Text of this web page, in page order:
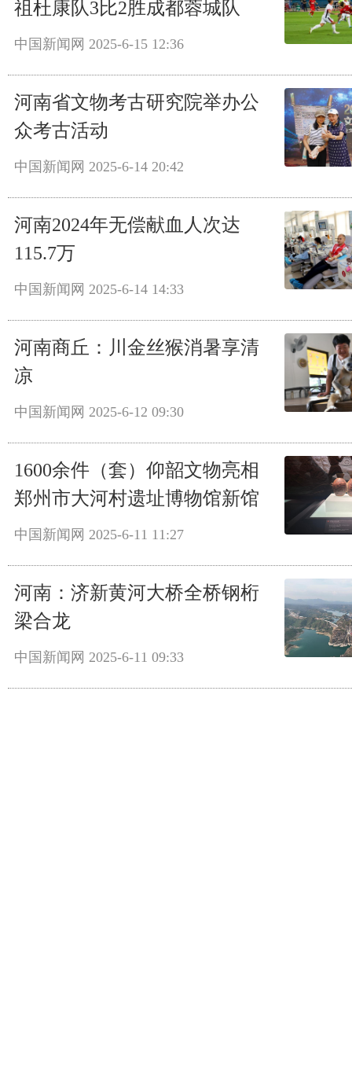
祖杜康队3比2胜成都蓉城队
中国新闻网 2025-6-15 12:36
河南省文物考古研究院举办公
众考古活动
中国新闻网 2025-6-14 20:42
河南2024年无偿献血人次达
115.7万
中国新闻网 2025-6-14 14:33
河南商丘：川金丝猴消暑享清
凉
中国新闻网 2025-6-12 09:30
1600余件（套）仰韶文物亮相
郑州市大河村遗址博物馆新馆
中国新闻网 2025-6-11 11:27
河南：济新黄河大桥全桥钢桁
梁合龙
中国新闻网 2025-6-11 09:33